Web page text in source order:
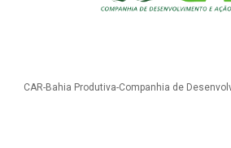
CAR-Bahia Produtiva-Companhia de